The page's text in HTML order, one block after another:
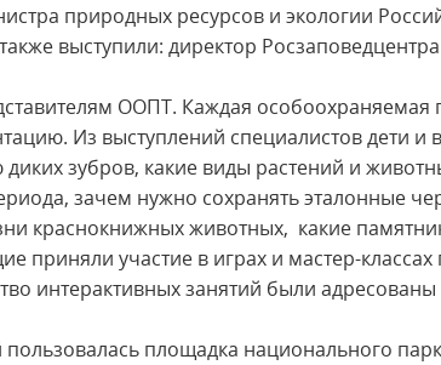
природных ресурсов и экологии
выступили: директор
ООПТ. Каждая особоохраняемая
Из выступлений специалистов дети и
зубров, какие виды растений и
зачем нужно сохранять эталонные
краснокнижных животных, какие
приняли участие в играх и мастер-
интерактивных занятий были
площадка национального